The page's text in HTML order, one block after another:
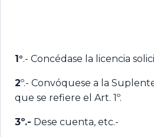
1°.- Concédase la licencia
2º.- Convóquese a la
que se refiere el Art. 1º.
3º.- Dese cuenta, etc.-